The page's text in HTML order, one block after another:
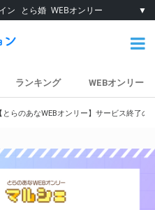
ン とら婚 WEBオンリー ▼
ランキング WEBオンリー
【とらのあなWEBオンリー】サービス終了の